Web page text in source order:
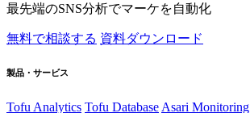
最先端のSNS分析でマーケを自動化
無料で相談する 資料ダウンロード
製品・サービス
Tofu Analytics Tofu Database Asari Monitoring